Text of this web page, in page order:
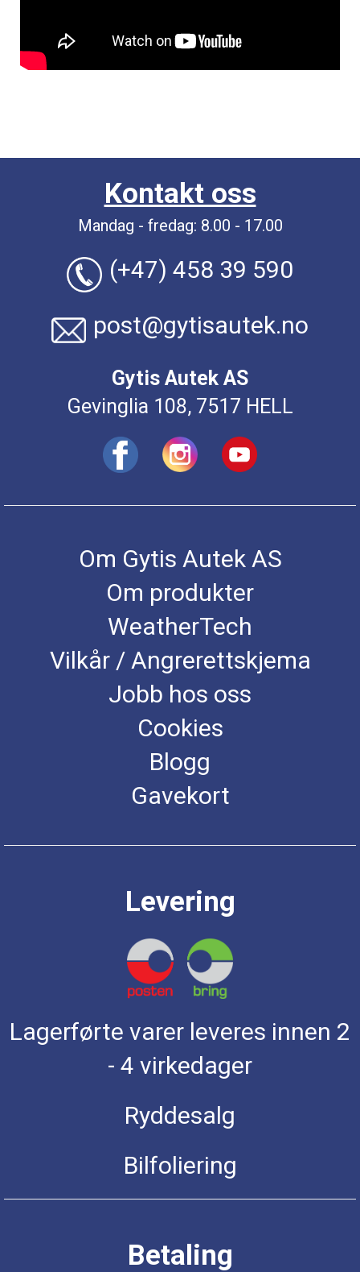
Kontakt oss
Mandag - fredag: 8.00 - 17.00
(+47) 458 39 590
post@gytisautek.no
Gytis Autek AS
Gevinglia 108, 7517 HELL
Om Gytis Autek AS
Om produkter
WeatherTech
Vilkår / Angrerettskjema
Jobb hos oss
Cookies
Blogg
Gavekort
Levering
Lagerførte varer leveres innen 2
- 4 virkedager
Ryddesalg
Bilfoliering
Betaling